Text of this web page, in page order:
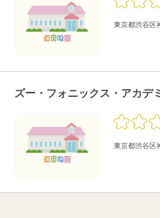
東京都渋谷区
ズー・フォニックス・アカデ
東京都渋谷